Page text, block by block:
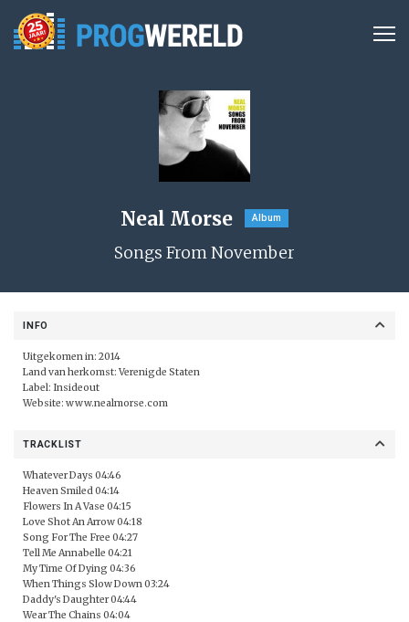
Neal Morse Album
Songs From November
INFO
Uitgekomen in: 2014
Land van herkomst: Verenigde Staten
Label: Insideout
Website: www.nealmorse.com
TRACKLIST
Whatever Days 04:46
Heaven Smiled 04:14
Flowers In A Vase 04:15
Love Shot An Arrow 04:18
Song For The Free 04:27
Tell Me Annabelle 04:21
My Time Of Dying 04:36
When Things Slow Down 03:24
Daddy's Daughter 04:44
Wear The Chains 04:04